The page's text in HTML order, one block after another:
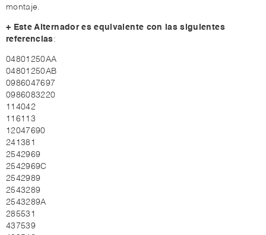
montaje.
+ Este Alternador es equivalente con las siguientes
referencias:
04801250AA
04801250AB
0986047697
0986083220
114042
116113
12047690
241381
2542969
2542969C
2542989
2543289
2543289A
285531
437539